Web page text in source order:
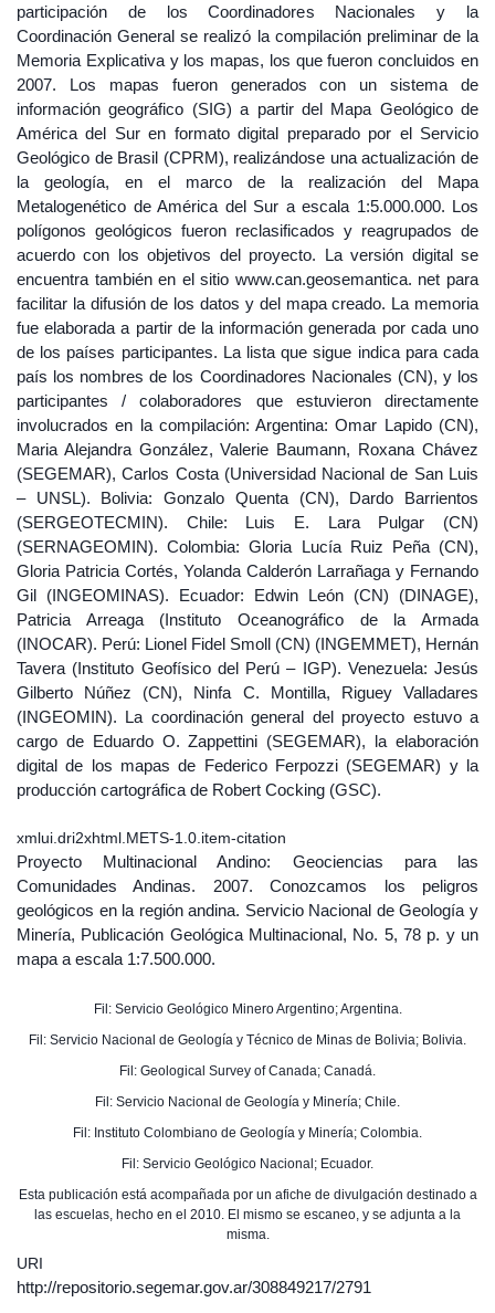
participación de los Coordinadores Nacionales y la
Coordinación General se realizó la compilación preliminar de la
Memoria Explicativa y los mapas, los que fueron concluidos en
2007. Los mapas fueron generados con un sistema de
información geográfico (SIG) a partir del Mapa Geológico de
América del Sur en formato digital preparado por el Servicio
Geológico de Brasil (CPRM), realizándose una actualización de
la geología, en el marco de la realización del Mapa
Metalogenético de América del Sur a escala 1:5.000.000. Los
polígonos geológicos fueron reclasificados y reagrupados de
acuerdo con los objetivos del proyecto. La versión digital se
encuentra también en el sitio www.can.geosemantica. net para
facilitar la difusión de los datos y del mapa creado. La memoria
fue elaborada a partir de la información generada por cada uno
de los países participantes. La lista que sigue indica para cada
país los nombres de los Coordinadores Nacionales (CN), y los
participantes / colaboradores que estuvieron directamente
involucrados en la compilación: Argentina: Omar Lapido (CN),
Maria Alejandra González, Valerie Baumann, Roxana Chávez
(SEGEMAR), Carlos Costa (Universidad Nacional de San Luis
– UNSL). Bolivia: Gonzalo Quenta (CN), Dardo Barrientos
(SERGEOTECMIN). Chile: Luis E. Lara Pulgar (CN)
(SERNAGEOMIN). Colombia: Gloria Lucía Ruiz Peña (CN),
Gloria Patricia Cortés, Yolanda Calderón Larrañaga y Fernando
Gil (INGEOMINAS). Ecuador: Edwin León (CN) (DINAGE),
Patricia Arreaga (Instituto Oceanográfico de la Armada
(INOCAR). Perú: Lionel Fidel Smoll (CN) (INGEMMET), Hernán
Tavera (Instituto Geofísico del Perú – IGP). Venezuela: Jesús
Gilberto Núñez (CN), Ninfa C. Montilla, Riguey Valladares
(INGEOMIN). La coordinación general del proyecto estuvo a
cargo de Eduardo O. Zappettini (SEGEMAR), la elaboración
digital de los mapas de Federico Ferpozzi (SEGEMAR) y la
producción cartográfica de Robert Cocking (GSC).
xmlui.dri2xhtml.METS-1.0.item-citation
Proyecto Multinacional Andino: Geociencias para las
Comunidades Andinas. 2007. Conozcamos los peligros
geológicos en la región andina. Servicio Nacional de Geología y
Minería, Publicación Geológica Multinacional, No. 5, 78 p. y un
mapa a escala 1:7.500.000.
Fil: Servicio Geológico Minero Argentino; Argentina.
Fil: Servicio Nacional de Geología y Técnico de Minas de Bolivia; Bolivia.
Fil: Geological Survey of Canada; Canadá.
Fil: Servicio Nacional de Geología y Minería; Chile.
Fil: Instituto Colombiano de Geología y Minería; Colombia.
Fil: Servicio Geológico Nacional; Ecuador.
Esta publicación está acompañada por un afiche de divulgación destinado a
las escuelas, hecho en el 2010. El mismo se escaneo, y se adjunta a la
misma.
URI
http://repositorio.segemar.gov.ar/308849217/2791